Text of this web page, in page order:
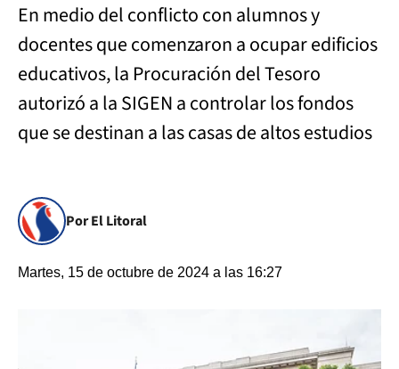
En medio del conflicto con alumnos y
docentes que comenzaron a ocupar edificios
educativos, la Procuración del Tesoro
autorizó a la SIGEN a controlar los fondos
que se destinan a las casas de altos estudios
Por El Litoral
Martes, 15 de octubre de 2024 a las 16:27